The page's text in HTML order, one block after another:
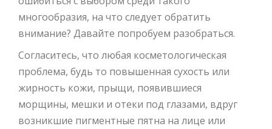
многообразия, на что следует обратить
внимание? Давайте попробуем разобраться.
Согласитесь, что любая косметологическая
проблема, будь то повышенная сухость или
жирность кожи, прыщи, появившиеся
морщины, мешки и отеки под глазами, вдруг
возникшие пигментные пятна на лице или